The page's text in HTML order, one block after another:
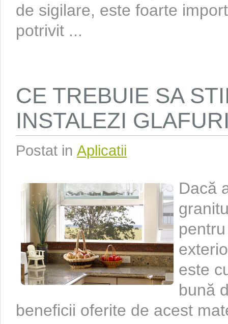
de sigilare, este foarte
potrivit ...
CE TREBUIE SA
INSTALEZI
Postat in Aplicatii
Dacă
este
bună
beneficii oferite de acest